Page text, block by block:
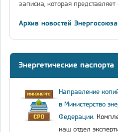
записка, которая представляет
Архив новостей
Энергетические паспорта
Направление
в Министерство
Федерации.
наш отдел